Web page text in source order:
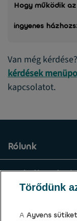
Hogy működik
ingyenes
Van még kérdése?
kérdések
kapcsolatot.
Rólunk
Törődünk
AAyvens